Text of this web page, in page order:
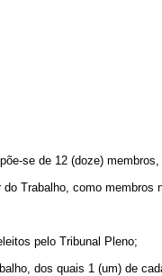
se de 12 (doze) membros,
do Trabalho, como membros
pelo Tribunal Pleno;
dos quais 1 (um) de